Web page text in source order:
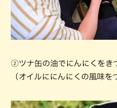
②ツナ缶の油でにんにくをき
（オイルににんにくの風味を